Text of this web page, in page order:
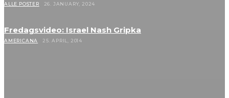
ALLE POSTER 26. JANUARY, 2024
Fredagsvideo: Israel Nash Gripka
AMERICANA 25. APRIL, 2014